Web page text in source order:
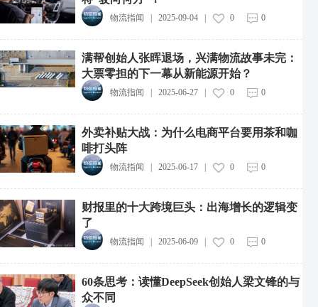
物流指闻 2025-09-04| 0 0
满帮创始人张晖退场，兴满物流故事未完：
大票零担的下一幕从新能源开始？
物流指闻 2025-06-27| 0 0
外卖补贴大战：为什么电商平台要用茶和咖
啡打头阵
物流指闻 2025-06-17| 0 0
财报里的十大跨境巨头：出海增长的逻辑变
了
物流指闻 2025-06-09| 0 0
60条思考：读懂DeepSeek创始人梁文锋的与
众不同